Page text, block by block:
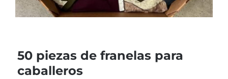
50 piezas de franelas para
caballeros